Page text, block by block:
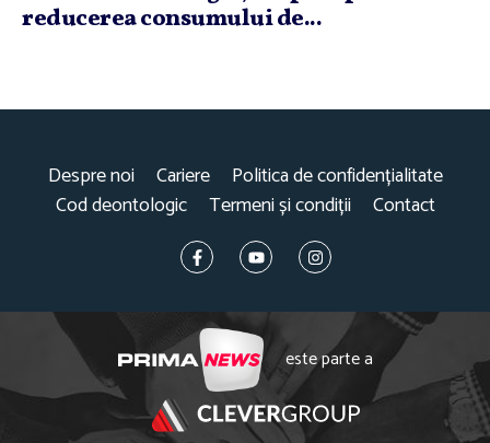
reducerea consumului de...
Despre noi Cariere
Politica de confidențialitate
Cod deontologic
Termeni și condiții Contact
este parte a